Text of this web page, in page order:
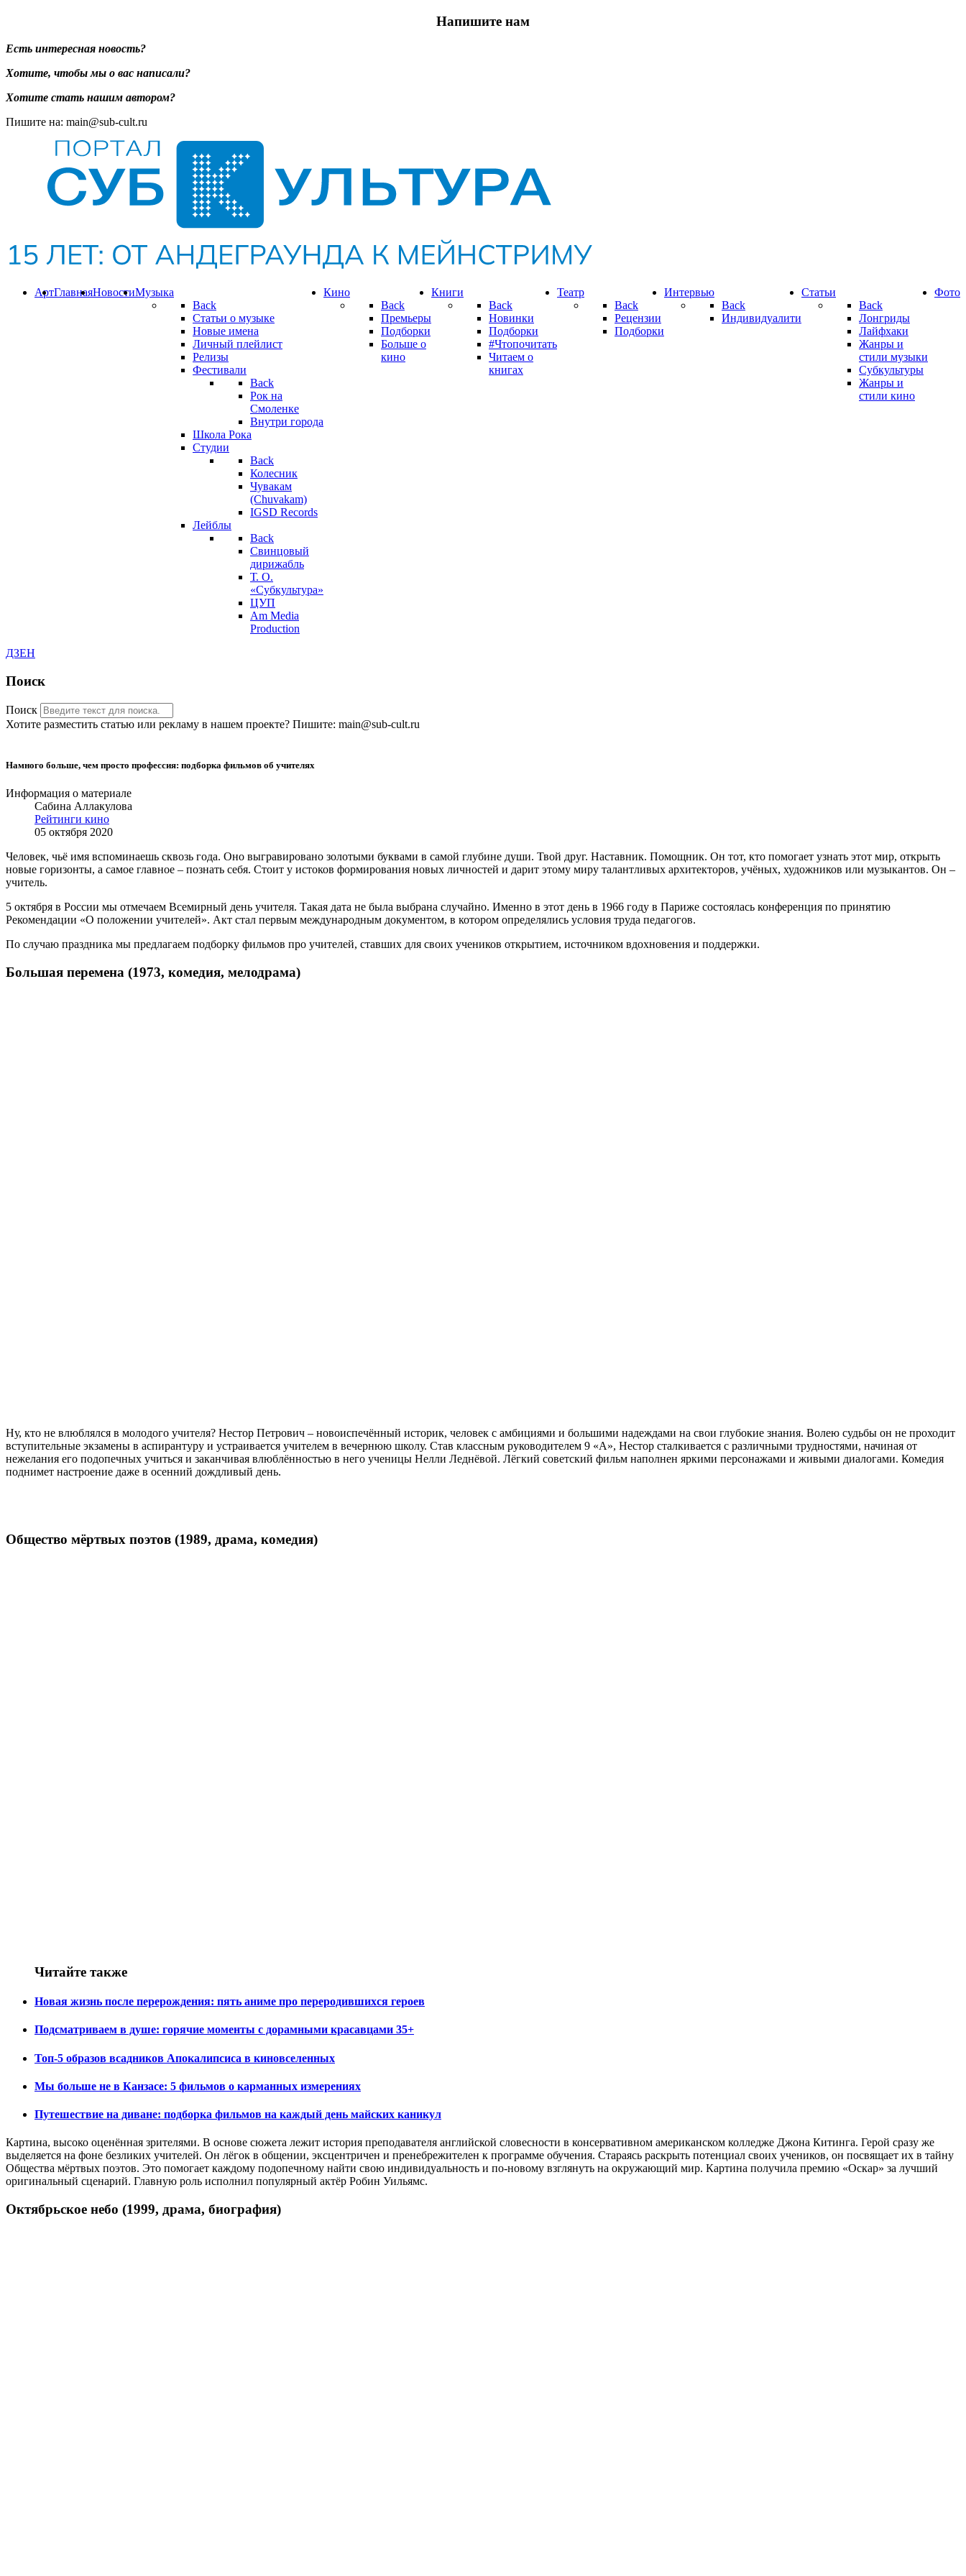
Напишите нам
Есть интересная новость?
Хотите, чтобы мы о вас написали?
Хотите стать нашим автором?
Пишите на: main@sub-cult.ru
Музыка
Back
Статьи о музыке
Новые имена
Личный плейлист
Релизы
Фестивали
Back
Рок на
Смоленке
Внутри города
Школа Рока
Студии
Back
Колесник
Чувакам
(Chuvakam)
IGSD Records
Лейблы
Back
Свинцовый
дирижабль
Т. О.
«Субкультура»
ЦУП
Am Media
Production
Кино
Back
Премьеры
Подборки
Больше о
кино
Книги
Back
Новинки
Подборки
#Чтопочитать
Читаем о
книгах
Театр
Back
Рецензии
Подборки
Фото
Интервью
Back
Индивидуалити
Статьи
Back
Лонгриды
Лайфхаки
Жанры и
стили музыки
Субкультуры
Жанры и
стили кино
Новости
Главная
Арт
ДЗЕН
Поиск
Поиск
Хотите разместить статью или рекламу в нашем проекте? Пишите: main@sub-cult.ru
Намного больше, чем просто профессия: подборка фильмов об учителях
Информация о материале
Сабина Аллакулова
Рейтинги кино
05 октября 2020
Человек, чьё имя вспоминаешь сквозь года. Оно выгравировано золотыми буквами в самой глубине души. Твой друг. Наставник. Помощник. Он тот, кто помогает узнать этот мир, открыть
новые горизонты, а самое главное – познать себя. Стоит у истоков формирования новых личностей и дарит этому миру талантливых архитекторов, учёных, художников или музыкантов. Он –
учитель.
5 октября в России мы отмечаем Всемирный день учителя. Такая дата не была выбрана случайно. Именно в этот день в 1966 году в Париже состоялась конференция по принятию
Рекомендации «О положении учителей». Акт стал первым международным документом, в котором определялись условия труда педагогов.
По случаю праздника мы предлагаем подборку фильмов про учителей, ставших для своих учеников открытием, источником вдохновения и поддержки.
Большая перемена (1973, комедия, мелодрама)
Ну, кто не влюблялся в молодого учителя? Нестор Петрович – новоиспечённый историк, человек с амбициями и большими надеждами на свои глубокие знания. Волею судьбы он не проходит
вступительные экзамены в аспирантуру и устраивается учителем в вечернюю школу. Став классным руководителем 9 «А», Нестор сталкивается с различными трудностями, начиная от
нежелания его подопечных учиться и заканчивая влюблённостью в него ученицы Нелли Леднёвой. Лёгкий советский фильм наполнен яркими персонажами и живыми диалогами. Комедия
поднимет настроение даже в осенний дождливый день.
Общество мёртвых поэтов (1989, драма, комедия)
Читайте также
Новая жизнь после перерождения: пять аниме про переродившихся героев
Подсматриваем в душе: горячие моменты с дорамными красавцами 35+
Топ-5 образов всадников Апокалипсиса в киновселенных
Мы больше не в Канзасе: 5 фильмов о карманных измерениях
Путешествие на диване: подборка фильмов на каждый день майских каникул
Картина, высоко оценённая зрителями. В основе сюжета лежит история преподавателя английской словесности в консервативном американском колледже Джона Китинга. Герой сразу же
выделяется на фоне безликих учителей. Он лёгок в общении, эксцентричен и пренебрежителен к программе обучения. Стараясь раскрыть потенциал своих учеников, он посвящает их в тайну
Общества мёртвых поэтов. Это помогает каждому подопечному найти свою индивидуальность и по-новому взглянуть на окружающий мир. Картина получила премию «Оскар» за лучший
оригинальный сценарий. Главную роль исполнил популярный актёр Робин Уильямс.
Октябрьское небо (1999, драма, биография)